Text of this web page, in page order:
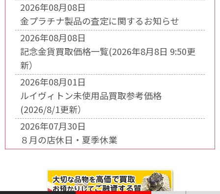
2026年08月08日
金プラチナ製品の査定に関するお知らせ
2026年08月08日
記念金貨買取価格一覧(2026年8月8日 9:50更
新）
2026年08月01日
ルイヴィトン未使用品買取参考価格
(2026/8/1更新）
2026年07月30日
８月の店休日・夏季休業